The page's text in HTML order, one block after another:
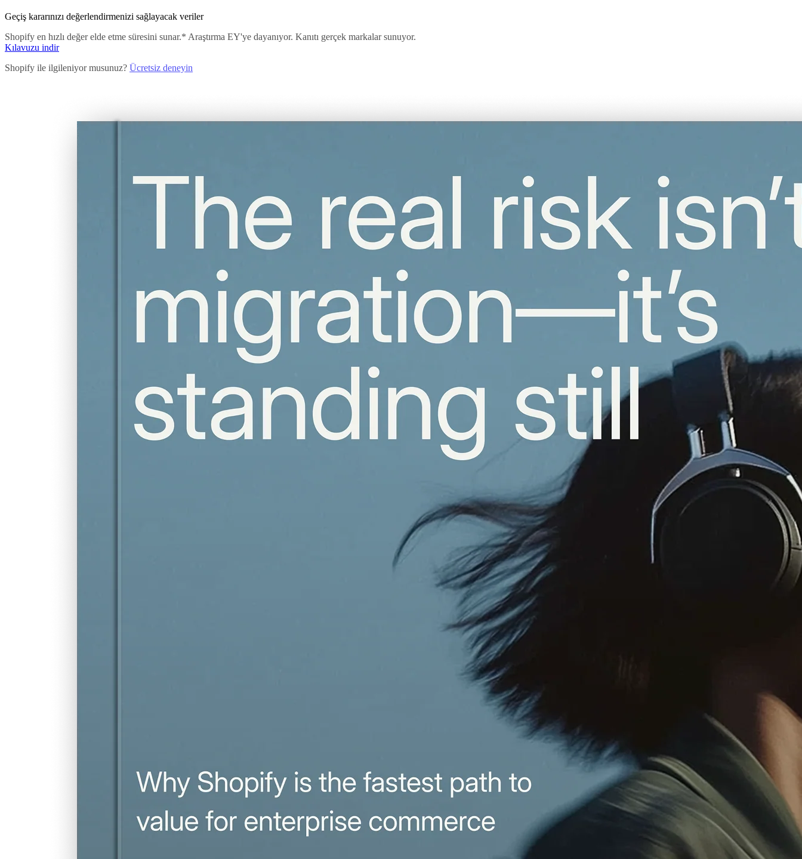
Geçiş kararınızı değerlendirmenizi sağlayacak veriler
Shopify en hızlı değer elde etme süresini sunar.* Araştırma EY'ye dayanıyor. Kanıtı gerçek markalar sunuyor.
Kılavuzu indir
Shopify ile ilgileniyor musunuz? Ücretsiz deneyin